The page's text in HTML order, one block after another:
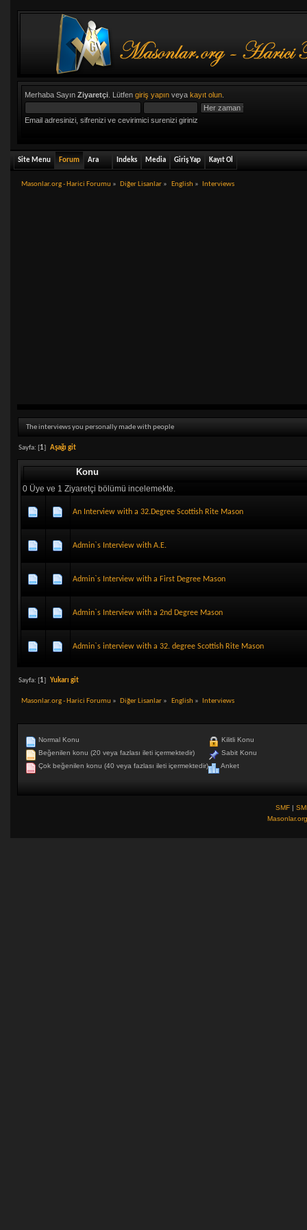
Merhaba Sayın Ziyaretçi. Lütfen giriş yapınveya kayıt olun.
Email adresinizi, sifrenizi ve cevirimici surenizi giriniz
Site Menu Forum Ara Indeks Media Giriş Yap Kayıt Ol
Masonlar.org - Harici Forumu » Diğer Lisanlar » English» Interviews
The interviews you personally made with people
Sayfa: [1] Aşağı git
Konu
0 Üye ve 1 Ziyaretçi bölümü incelemekte.
An Interview with a 32.Degree Scottish Rite Mason
Admin`s Interview with A.E.
Admin`s Interview with a First Degree Mason
Admin`s Interview with a 2nd Degree Mason
Admin`s interview with a 32. degree Scottish Rite Mason
Sayfa: [1] Yukarı git
Masonlar.org - Harici Forumu » Diğer Lisanlar » English» Interviews
Normal Konu
Beğenilen konu (20 veya fazlası ileti içermektedir)
Çok beğenilen konu (40 veya fazlası ileti içermektedir)
Kilitli Konu
Sabit Konu
Anket
SMF |
Masonlar.org